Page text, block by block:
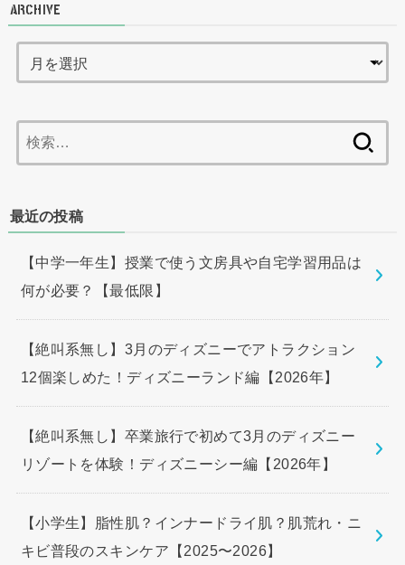
ARCHIVE
索:
最近の投稿
【中学一年生】授業で使う文房具や自宅学習用品は
何が必要？【最低限】
【絶叫系無し】3月のディズニーでアトラクション
12個楽しめた！ディズニーランド編【2026年】
【絶叫系無し】卒業旅行で初めて3月のディズニー
リゾートを体験！ディズニーシー編【2026年】
【小学生】脂性肌？インナードライ肌？肌荒れ・ニ
キビ普段のスキンケア【2025〜2026】